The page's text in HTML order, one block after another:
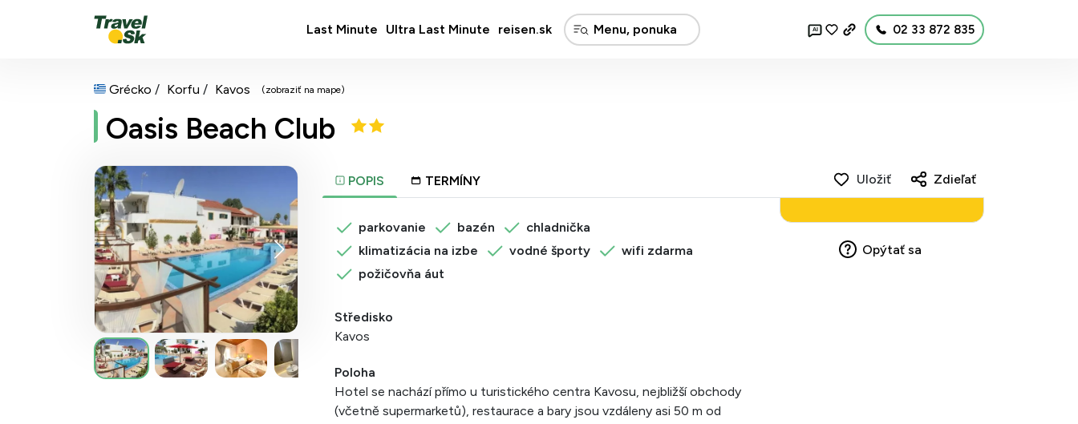
Last Minute Ultra Last Minute reisen.sk AI 02 33 872 835
Grécko Korfu Kavos (zobraziť na mape)
Oasis Beach Club
POPIS TERMÍNY
parkovanie bazén
chladnička
klimatizácia na izbe
vodné športy
wifi zdarma
požičovňa áut
Středisko
Kavos
Poloha
Hotel se nachází přímo u turistického centra Kavosu, nejbližší obchody
(včetně supermarketů), restaurace a bary jsou vzdáleny asi 50 m od
Uložiť Zdieľať
Opýtať sa